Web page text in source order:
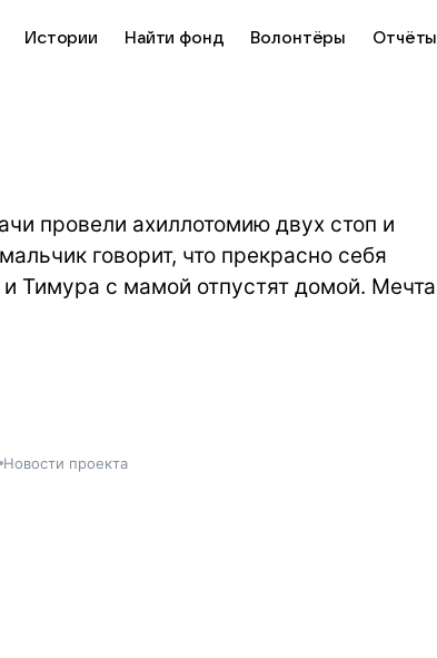
Истории Найти фонд Волонтёры Отчёты
провели ахиллотомию двух стоп и
говорит, что прекрасно себя
Тимура с мамой отпустят домой. Мечта
Новости проекта